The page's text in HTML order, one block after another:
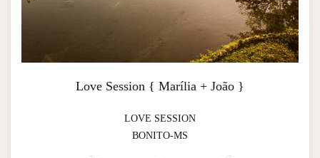
Love Session { Marília + João }
LOVE SESSION
BONITO-MS